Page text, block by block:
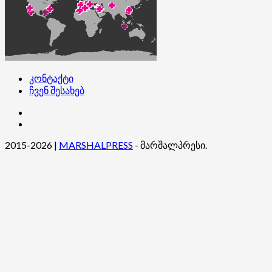
კონტაქტი
ჩვენ შესახებ
2015-2026 | MARSHALPRESS - მარშალპრესი.